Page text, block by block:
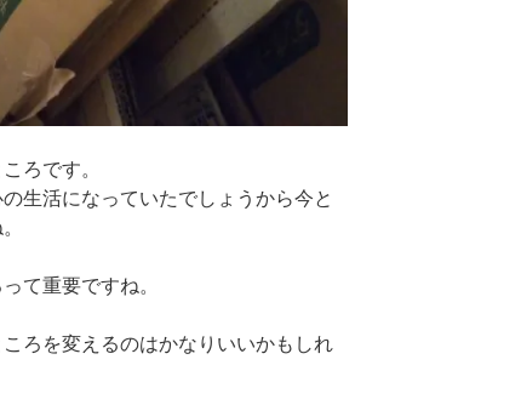
ろです。
生活になっていたでしょうから今と
て重要ですね。
ろを変えるのはかなりいいかもしれ